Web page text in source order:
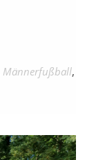
Männerfußball,